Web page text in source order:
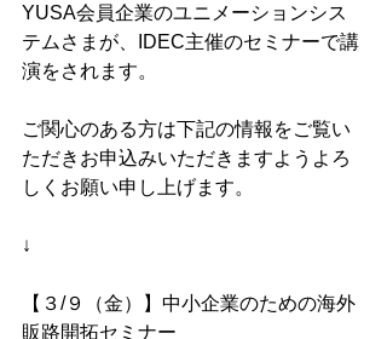
YUSA会員企業のユニメーションシス
テムさまが、IDEC主催のセミナーで講
演をされます。
ご関心のある方は下記の情報をご覧い
ただきお申込みいただきますようよろ
しくお願い申し上げます。
↓
【３/９（金）】中小企業のための海外
販路開拓セミナー